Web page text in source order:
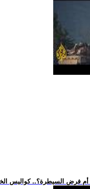
أم فرض السيطرة؟.. كواليس